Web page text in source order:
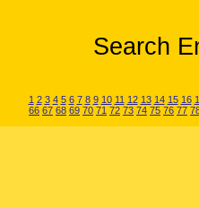
Search
1 2 3 4 5 6 7 8 9 10 11 12 13 14 15 16
66 67 68 69 70 71 72 73 74 75 76 77